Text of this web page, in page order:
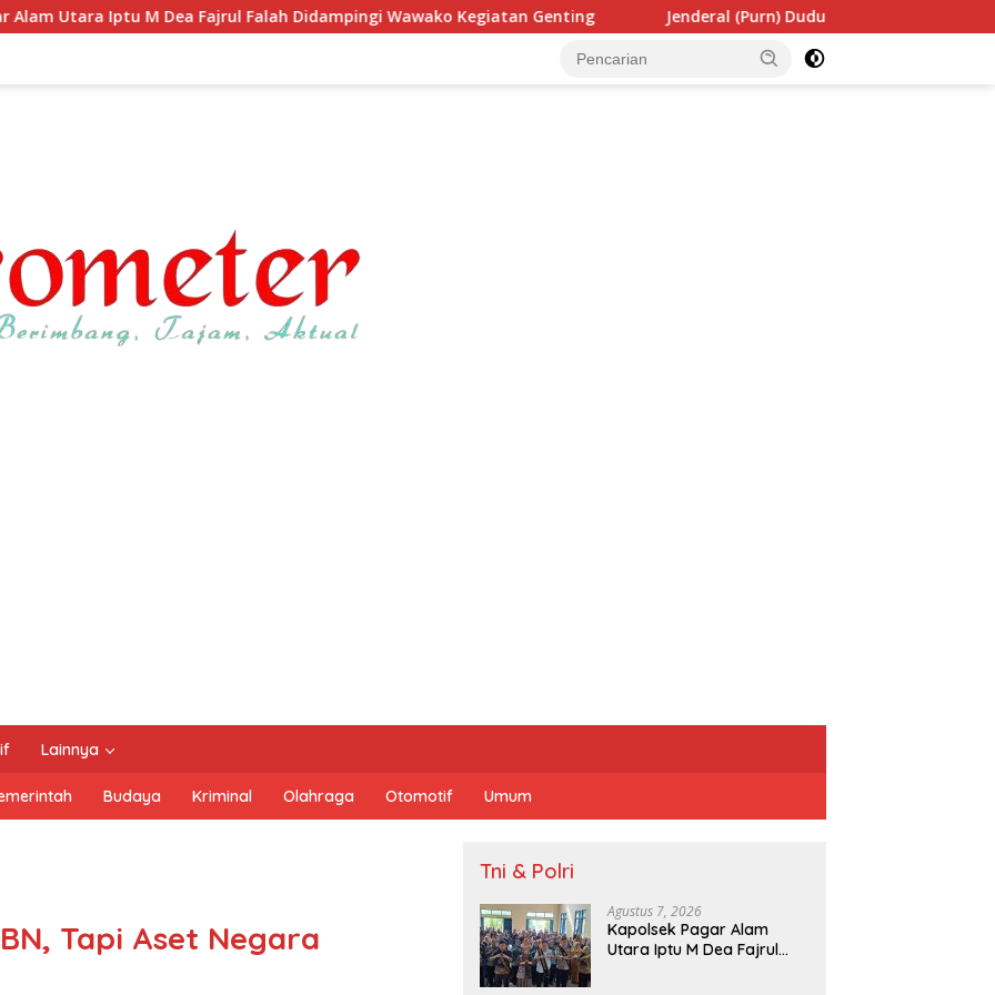
Dea Fajrul Falah Didampingi Wawako Kegiatan Genting Jenderal (Purn) Dudung Beri Kuliah Umum di
Lainnya
Budaya Kriminal Olahraga Otomotif Umum
Tapi Aset Negara
Tni & Polri
Agustus 7, 2026
Kapolsek Pagar Alam
Utara Iptu M Dea Fajrul